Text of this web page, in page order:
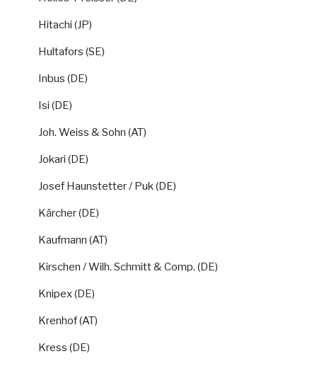
Hitachi (JP)
Hultafors (SE)
Inbus (DE)
Isi (DE)
Joh. Weiss & Sohn (AT)
Jokari (DE)
Josef Haunstetter / Puk (DE)
Kärcher (DE)
Kaufmann (AT)
Kirschen / Wilh. Schmitt & Comp. (DE)
Knipex (DE)
Krenhof (AT)
Kress (DE)